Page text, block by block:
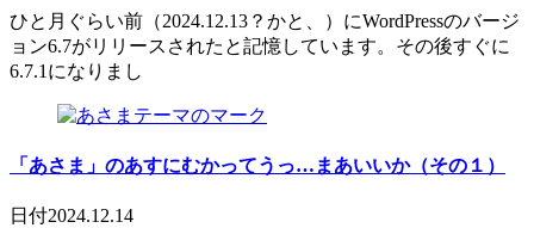
ひと月ぐらい前（2024.12.13？かと、）にWordPressのバージ
ョン6.7がリリースされたと記憶しています。その後すぐに
6.7.1になりまし
「あさま」のあすにむかってうっ…まあいいか（その１）
日付2024.12.14